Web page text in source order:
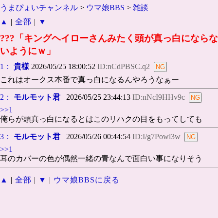
うまぴょいチャンネル > ウマ娘BBS > 雑談
▲
| 全部 | ▼
???「キングヘイローさんみたく頭が真っ白にならな
いようにｗ」
1： 貴様 2026/05/25 18:00:52 ID:nCdPBSC.q2
これはオークス本番で真っ白になるんやろうなぁー
2： モルモット君 2026/05/25 23:44:13 ID:nNcI9HHv9c
>>1
俺らが頭真っ白になるとはこのリハクの目をもってしても
3： モルモット君 2026/05/26 00:44:54 ID:I/g7Powl3w
>>1
耳のカバーの色が偶然一緒の青なんで面白い事になりそう
▲ | 全部 | ▼ | ウマ娘BBSに戻る